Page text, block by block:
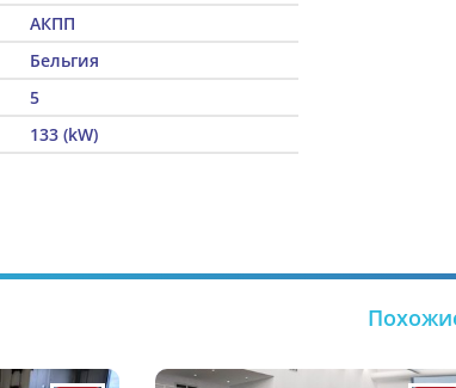
АКПП
Бельгия
5
133 (kW)